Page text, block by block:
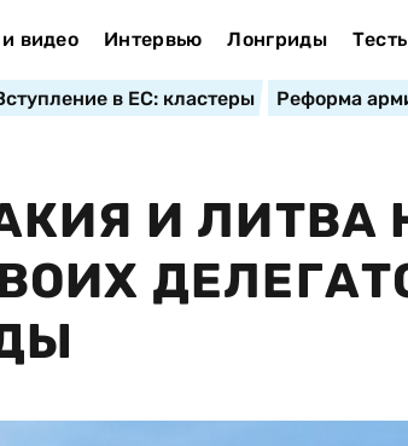
видео Интервью Лонгриды
в ЕС: кластеры Реформа
И ЛИТВА